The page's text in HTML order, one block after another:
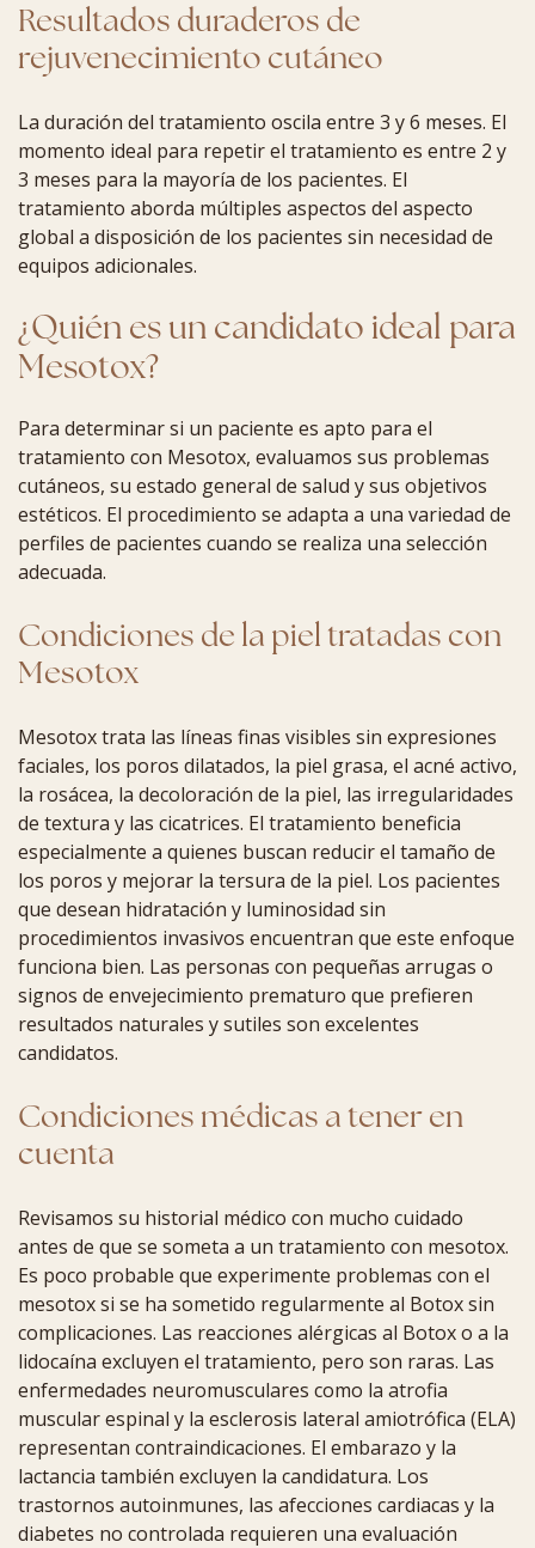
Resultados duraderos de
rejuvenecimiento cutáneo
La duración del tratamiento oscila entre 3 y 6 meses. El
momento ideal para repetir el tratamiento es entre 2 y
3 meses para la mayoría de los pacientes. El
tratamiento aborda múltiples aspectos del aspecto
global a disposición de los pacientes sin necesidad de
equipos adicionales.
¿Quién es un candidato ideal para
Mesotox?
Para determinar si un paciente es apto para el
tratamiento con Mesotox, evaluamos sus problemas
cutáneos, su estado general de salud y sus objetivos
estéticos. El procedimiento se adapta a una variedad de
perfiles de pacientes cuando se realiza una selección
adecuada.
Condiciones de la piel tratadas con
Mesotox
Mesotox trata las líneas finas visibles sin expresiones
faciales, los poros dilatados, la piel grasa, el acné activo,
la rosácea, la decoloración de la piel, las irregularidades
de textura y las cicatrices. El tratamiento beneficia
especialmente a quienes buscan reducir el tamaño de
los poros y mejorar la tersura de la piel. Los pacientes
que desean hidratación y luminosidad sin
procedimientos invasivos encuentran que este enfoque
funciona bien. Las personas con pequeñas arrugas o
signos de envejecimiento prematuro que prefieren
resultados naturales y sutiles son excelentes
candidatos.
Condiciones médicas a tener en
cuenta
Revisamos su historial médico con mucho cuidado
antes de que se someta a un tratamiento con mesotox.
Es poco probable que experimente problemas con el
mesotox si se ha sometido regularmente al Botox sin
complicaciones. Las reacciones alérgicas al Botox o a la
lidocaína excluyen el tratamiento, pero son raras. Las
enfermedades neuromusculares como la atrofia
muscular espinal y la esclerosis lateral amiotrófica (ELA)
representan contraindicaciones. El embarazo y la
lactancia también excluyen la candidatura. Los
trastornos autoinmunes, las afecciones cardiacas y la
diabetes no controlada requieren una evaluación